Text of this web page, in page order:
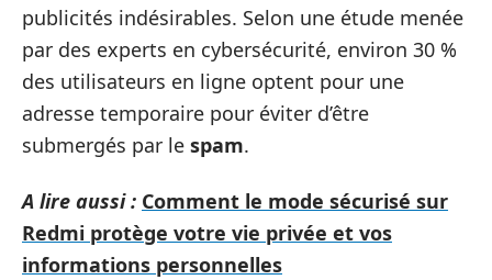
publicités indésirables. Selon une étude menée
par des experts en cybersécurité, environ 30 %
des utilisateurs en ligne optent pour une
adresse temporaire pour éviter d’être
submergés par le spam.
A lire aussi : Comment le mode sécurisé sur
Redmi protège votre vie privée et vos
informations personnelles